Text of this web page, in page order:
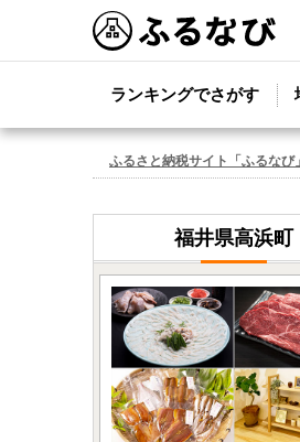
ランキングでさがす
ふるさと納税サイト「ふるなび」
福井県高浜町